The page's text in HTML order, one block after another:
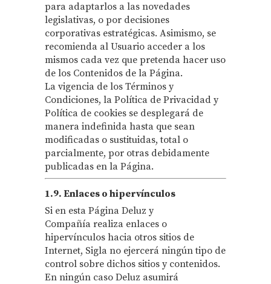
para adaptarlos a las novedades
legislativas, o por decisiones
corporativas estratégicas. Asimismo, se
recomienda al Usuario acceder a los
mismos cada vez que pretenda hacer uso
de los Contenidos de la Página.
La vigencia de los Términos y
Condiciones, la Política de Privacidad y
Política de cookies se desplegará de
manera indefinida hasta que sean
modificadas o sustituidas, total o
parcialmente, por otras debidamente
publicadas en la Página.
1.9. Enlaces o hipervínculos
Si en esta Página Deluz y
Compañía realiza enlaces o
hipervínculos hacia otros sitios de
Internet, Sigla no ejercerá ningún tipo de
control sobre dichos sitios y contenidos.
En ningún caso Deluz asumirá